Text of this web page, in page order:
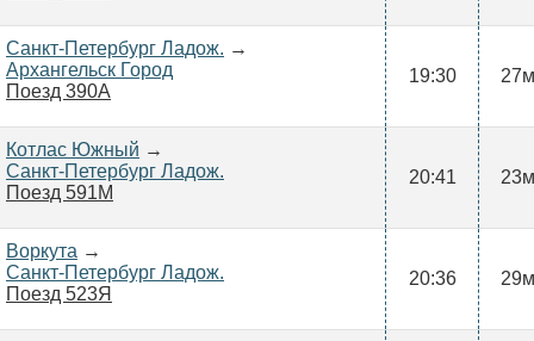
Санкт-Петербург Ладож. →
Архангельск Город
Поезд 390А
19:30 27м
Котлас Южный →
Санкт-Петербург Ладож.
Поезд 591М
20:41 23м
Воркута →
Санкт-Петербург Ладож.
Поезд 523Я
20:36 29м